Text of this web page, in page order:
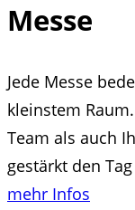
Messe
Jede Messe
kleinstem
Team als auch
gestärkt den
mehr Infos